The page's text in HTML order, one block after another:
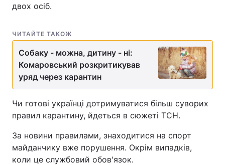
двох осіб.
ЧИТАЙТЕ ТАКОЖ
Собаку - можна, дитину - ні:
Комаровський розкритикував
уряд через карантин
Чи готові українці дотримуватися більш суворих
правил карантину, йдеться в сюжеті ТСН.
За новини правилами, знаходитися на спорт
майданчику вже порушення. Окрім випадків,
коли це службовий обов'язок.